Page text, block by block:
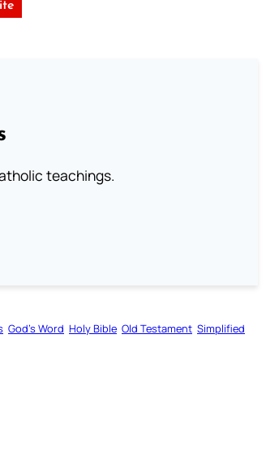
teachings.
God’s Word Holy Bible Old Testament Simplified